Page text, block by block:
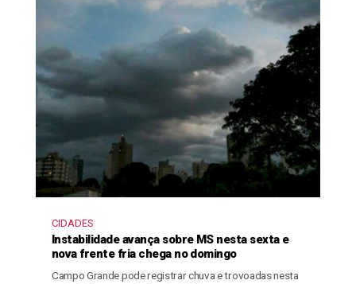
CIDADES
Instabilidade avança sobre MS nesta sexta e
nova frente fria chega no domingo
Campo Grande pode registrar chuva e trovoadas nesta